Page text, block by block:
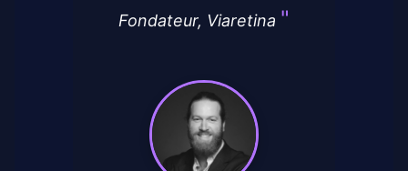
Fondateur, Viaretina